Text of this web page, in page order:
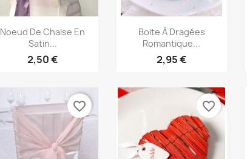
Aperçu rapide
Noeud De Chaise En
Satin...
2,50 €
Aperçu rapide
Boite À Dragées
Romantique...
2,95 €
favorite_border favorite_border